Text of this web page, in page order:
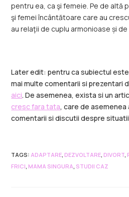
pentru ea, ca şi femeie. Pe de altă
şi femei încântătoare care au
au relaţii de cuplu armonioase și
Later edit: pentru ca subiectul
mai multe comentarii si prezentari
aici. De asemenea, exista si un
cresc fara tata, care de
comentarii si discutii despre
TAGS: ADAPTARE DEZVOLTARE DIVORT
FRICI MAMA SINGURA STUDII CAZ